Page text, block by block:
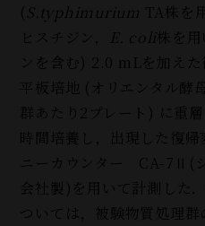
( S.typhimurium TA株を
ヒスチジン，
E. coli株を
ンを含む) 2.0 mLを加えた
平板培地 ( オリエンタル酵
群あたり 2 プレート ) に重
時間培養し，出現した復
ニーカウンター CA-7Ⅱ(
会社製)を用いて計測した
ついては，被験物質処理